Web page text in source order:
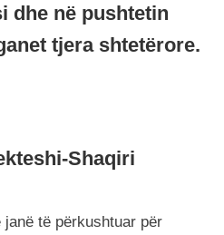
dhe në pushtetin
tjera shtetërore.
Shaqiri
janë të përkushtuar për